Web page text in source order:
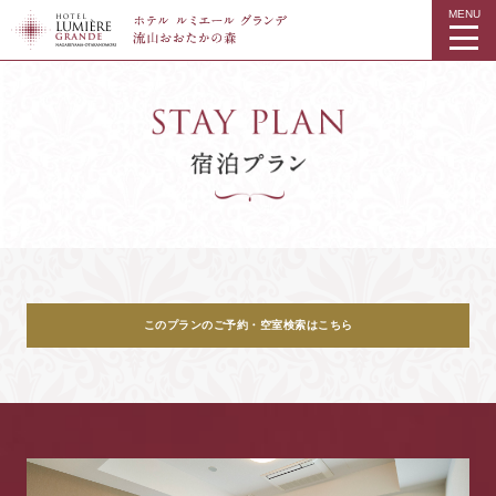
このプランのご予約・空室検索はこちら
MENU